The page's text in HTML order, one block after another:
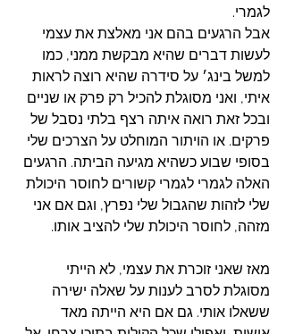
לגמרי.
אבל הרגעים בהם אני מאלצת את עצמי
לעשות דברים שהיא מבקשת ממני, כמו
למשל בינג׳ על סידרה שהיא רוצה לראות
איתי, ואני מסוגלת להכיל רק פרק או שניים
ובכל זאת רואה איתה רצף בלתי נסבל של
פרקים. או הויתור המוחלט על הצרכים שלי
בסופי שבוע כשהיא מגיעה הביתה. הרגעים
האלה לגמרי לגמרי קשורים לחוסר היכולת
שלי לזהות שהגבול שלי נפרץ, וגם אם אני
מזהה, לחוסר היכולת שלי להציב אותו.
מאז שאני זוכרת את עצמי, לא הייתי
מסוגלת לסרב לענות על שאלה ישירה
ששאלו אותי. גם אם היא הייתה מאד